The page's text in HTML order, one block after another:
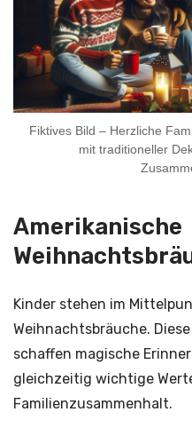
Fiktives Bild – Herzliche
mit traditioneller
Amerikanische
Kinder stehen im
Weihnachtsbräuche.
schaffen magische
gleichzeitig wichtige
Familienzusammenhalt.